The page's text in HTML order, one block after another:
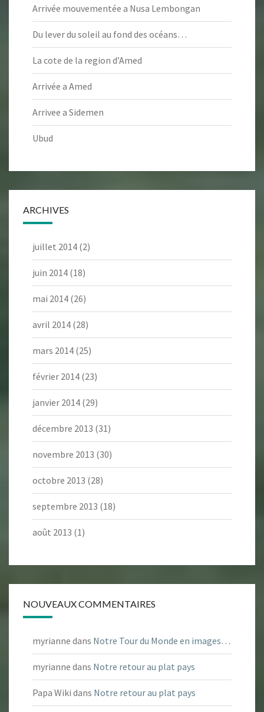
Arrivée mouvementée a Nusa Lembongan
Du lever du soleil au fond des océans…
La cote de la region d’Amed
Arrivée a Amed
Arrivee a Sidemen
Ubud
ARCHIVES
juillet 2014 (2)
juin 2014 (18)
mai 2014 (26)
avril 2014 (28)
mars 2014 (25)
février 2014 (23)
janvier 2014 (29)
décembre 2013 (31)
novembre 2013 (30)
octobre 2013 (28)
septembre 2013 (18)
août 2013 (1)
NOUVEAUX COMMENTAIRES
myrianne dans Notre Tour du Monde en images…
myrianne dans Notre retour au plat pays
Papa Wiki dans Notre retour au plat pays